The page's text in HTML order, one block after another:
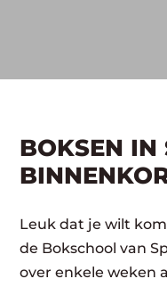
BOKSEN IN
Leuk dat je wilt
de Bokschool van
over enkele weken